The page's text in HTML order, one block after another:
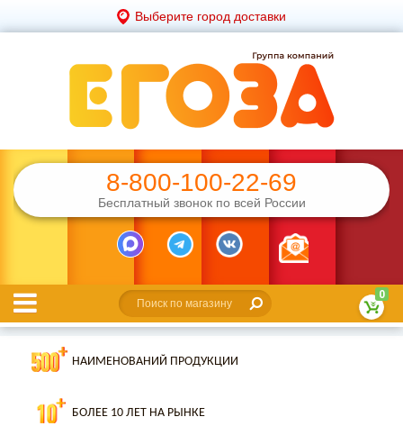
Выберите город доставки
8-800-100-22-69
Бесплатный звонок по всей России
0
НАИМЕНОВАНИЙ ПРОДУКЦИИ
БОЛЕЕ 10 ЛЕТ НА РЫНКЕ